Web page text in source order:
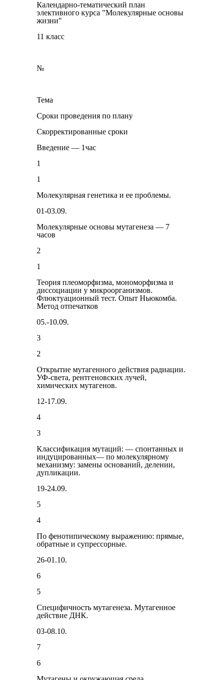
Календарно-тематический план
элективного курса "Молекулярные основы
жизни"
11 класс
№
Тема
Сроки проведения по плану
Скорректированные сроки
Введение — 1час
1
1
Молекулярная гене­тика и ее проблемы.
01-03.09.
Молекулярные основы мутагенеза — 7
часов
2
1
Теория плеоморфизма, мономорфизма и
диссоциации у микроорганизмов.
Флюктуационный тест. Опыт Ньюкомба.
Метод отпечатков
05.-10.09.
3
2
Открытие мутаген­ного действия радиации.
УФ-света, рентгеновских лучей,
химических мутагенов.
12-17.09.
4
3
Классификация мутаций: — спонтанных и
индуциро­ванных— по молекулярному
механизму: замены оснований, деле­нии,
дупликации.
19-24.09.
5
4
По фенотипическому выражению: прямые,
обратные и супрессорные.
26-01.10.
6
5
Специфичность мутагенеза. Мутагенное
действие ДНК.
03-08.10.
7
6